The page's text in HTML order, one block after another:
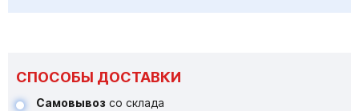
СПОСОБЫ ДОСТАВКИ
Самовывоз со склада